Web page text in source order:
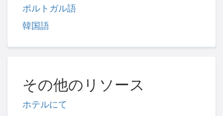
ポルトガル語
韓国語
その他のリソース
ホテルにて